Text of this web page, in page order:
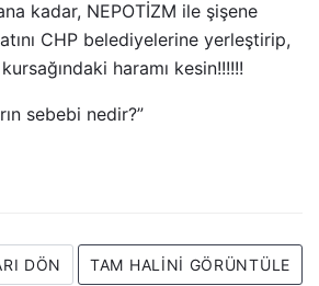
kadar, NEPOTİZM ile şişene
CHP belediyelerine yerleştirip,
haramı kesin!!!!!!
sebebi nedir?”
DÖN TAM HALINI GÖRÜNTÜLE